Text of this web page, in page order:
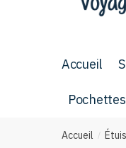
Accueil
Accueil /